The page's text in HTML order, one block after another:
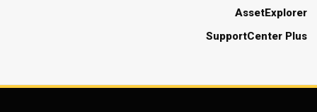
AssetExplorer
SupportCenter Plus